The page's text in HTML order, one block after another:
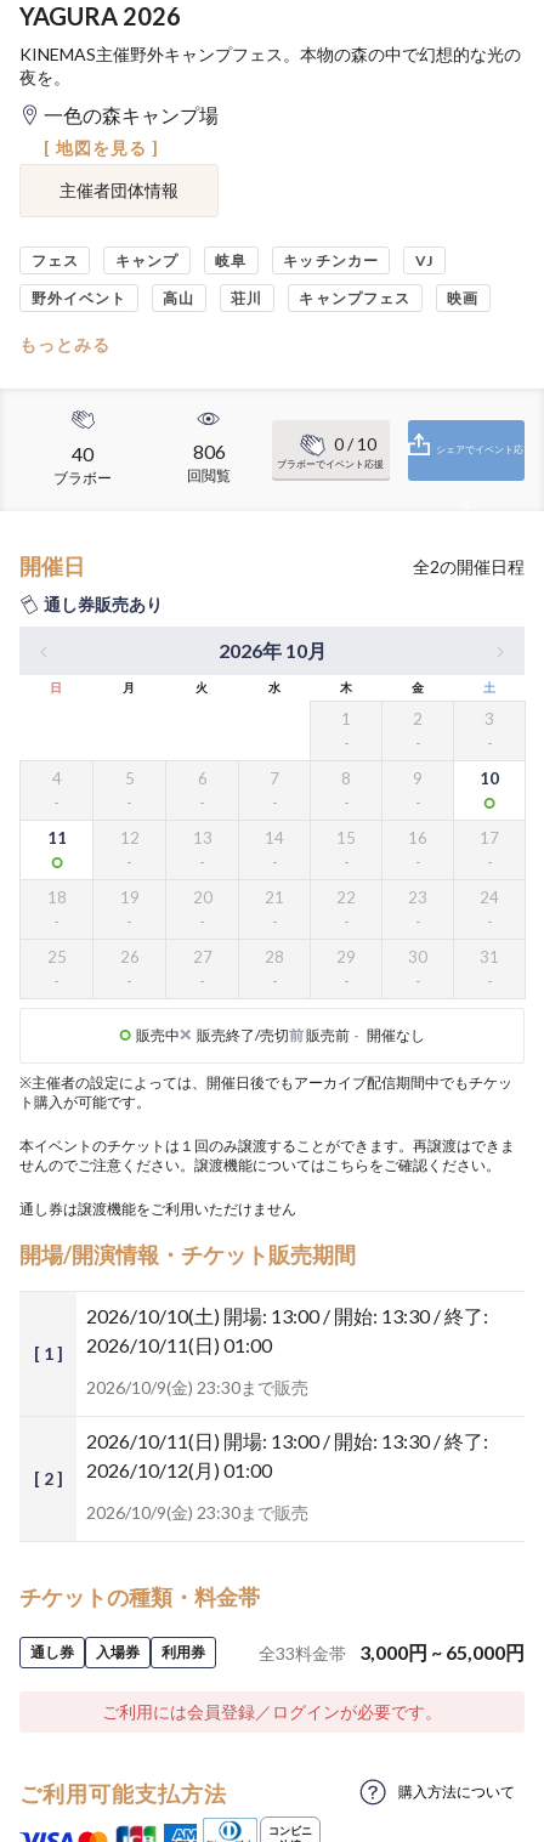
YAGURA 2026
KINEMAS主催野外キャンプフェス。本物の森の中で幻想的な光の
夜を。
一色の森キャンプ場
[ 地図を見る ]
主催者団体情報
フェス キャンプ 岐阜 キッチンカー VJ
野外イベント 高山 荘川 キャンプフェス 映画
もっとみる
40
ブラボー
806
回閲覧
0/ 10
ブラボーでイベント応援
シェアでイベント応
開催日 全2の開催日程
通し券販売あり
2026年 10月
日 月 火 水 木 金 土
1 2 3
4 5 6 7 8 9 10
11 12 13 14 15 16 17
18 19 20 21 22 23 24
25 26 27 28 29 30 31
販売中 販売終了/売切前販売前 - 開催なし
※主催者の設定によっては、開催日後でもアーカイブ配信期間中でもチケッ
ト購入が可能です。
本イベントのチケットは１回のみ譲渡することができます。再譲渡はできま
せんのでご注意ください。譲渡機能についてはこちら をご確認ください。
通し券は譲渡機能をご利用いただけません
開場/開演情報・チケット販売期間
[ 1 ]
2026/10/10(土) 開場: 13:00 / 開始: 13:30 / 終了:
2026/10/11(日) 01:00
2026/10/9(金) 23:30まで販売
[ 2 ]
2026/10/11(日) 開場: 13:00 / 開始: 13:30 / 終了:
2026/10/12(月) 01:00
2026/10/9(金) 23:30まで販売
チケットの種類・料金帯
通し券 入場券 利用券 全33料金帯 3,000円 ~ 65,000円
ご利用には会員登録／ログインが必要です。
ご利用可能支払方法 購入方法について